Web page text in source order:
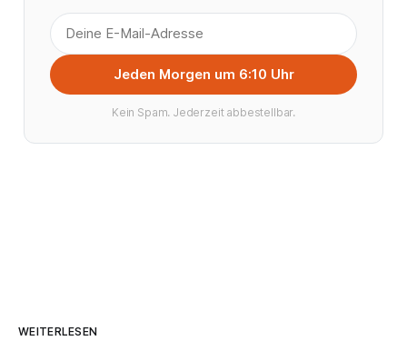
Jeden Morgen um 6:10 Uhr
Kein Spam. Jederzeit abbestellbar.
WEITERLESEN